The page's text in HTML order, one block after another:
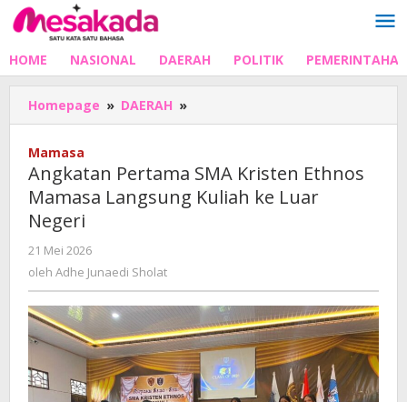
Lewati
ke
HOME NASIONAL DAERAH POLITIK
Homepage » DAERAH »
Pertama
Ethnos
Mamasa
Negeri
Mamasa
Angkatan Pertama SMA Kristen Ethnos
Mamasa Langsung Kuliah ke Luar
Negeri
21 Mei 2026
Adhe
oleh Adhe Junaedi Sholat